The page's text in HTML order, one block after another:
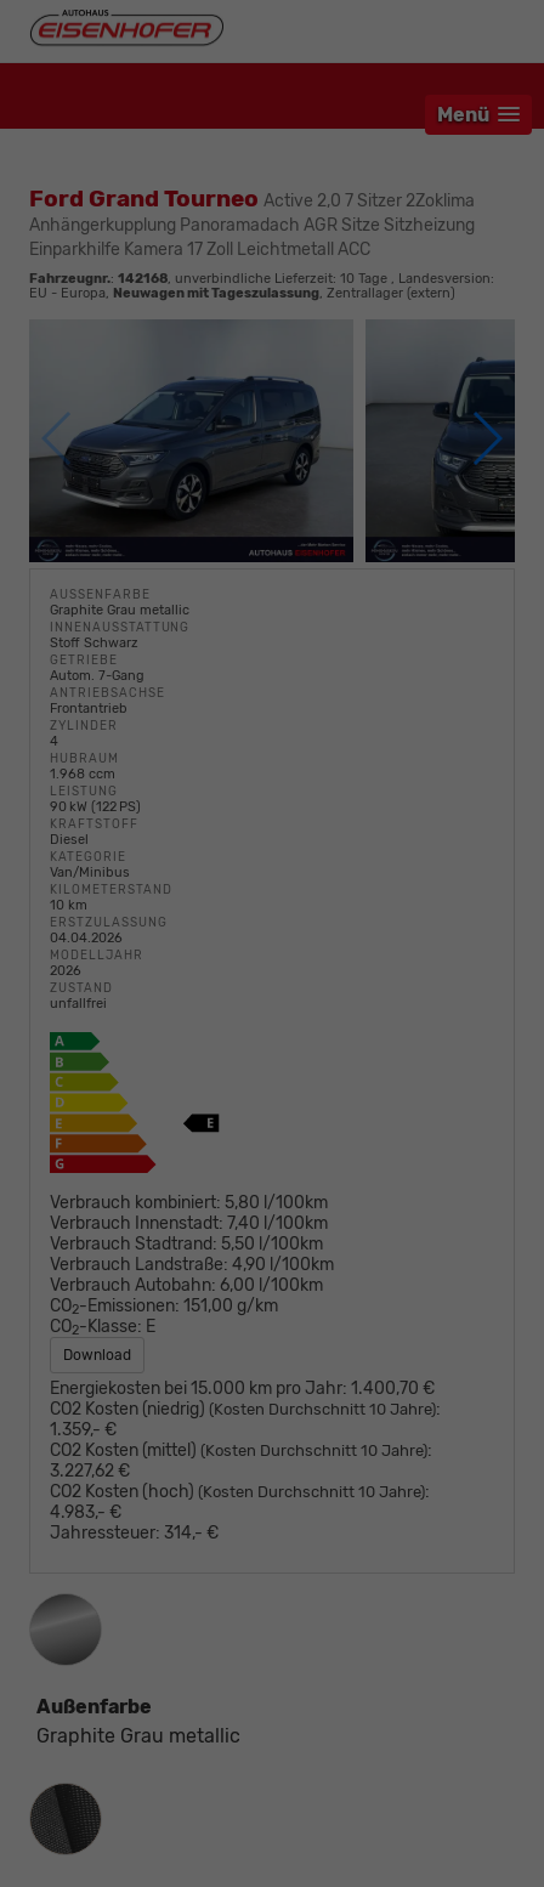
Menü
Ford Grand Tourneo Active 2,0 7 Sitzer 2Zoklima
Anhängerkupplung Panoramadach AGR Sitze Sitzheizung
Einparkhilfe Kamera 17 Zoll Leichtmetall ACC
Fahrzeugnr.: 142168, unverbindliche Lieferzeit: 10 Tage , Landesversion:
EU - Europa, Neuwagen mit Tageszulassung, Zentrallager (extern)
AUSSENFARBE
Graphite Grau metallic
INNENAUSSTATTUNG
Stoff Schwarz
GETRIEBE
Autom. 7-Gang
ANTRIEBSACHSE
Frontantrieb
ZYLINDER
4
HUBRAUM
1.968 ccm
LEISTUNG
90 kW (122 PS)
KRAFTSTOFF
Diesel
KATEGORIE
Van/Minibus
KILOMETERSTAND
10 km
ERSTZULASSUNG
04.04.2026
MODELLJAHR
2026
ZUSTAND
unfallfrei
Verbrauch kombiniert: 5,80 l/100km
Verbrauch Innenstadt: 7,40 l/100km
Verbrauch Stadtrand: 5,50 l/100km
Verbrauch Landstraße: 4,90 l/100km
Verbrauch Autobahn: 6,00 l/100km
CO2-Emissionen: 151,00 g/km
CO2-Klasse: E
Download
Energiekosten bei 15.000 km pro Jahr: 1.400,70 €
CO2 Kosten (niedrig) (Kosten Durchschnitt 10 Jahre):
1.359,- €
CO2 Kosten (mittel) (Kosten Durchschnitt 10 Jahre):
3.227,62 €
CO2 Kosten (hoch) (Kosten Durchschnitt 10 Jahre):
4.983,- €
Jahressteuer: 314,- €
Außenfarbe
Graphite Grau metallic
Innenausstattung